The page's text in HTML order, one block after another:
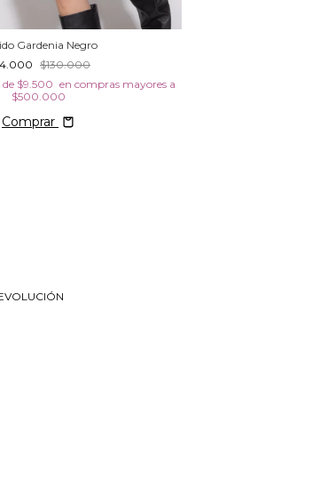
Gardenia Negro
$130.000
$9.500
Comprar